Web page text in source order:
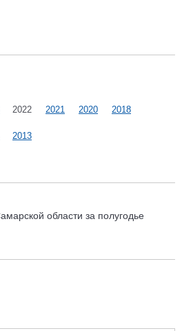
2022 2021 2020 2018
2013
области за полугодье